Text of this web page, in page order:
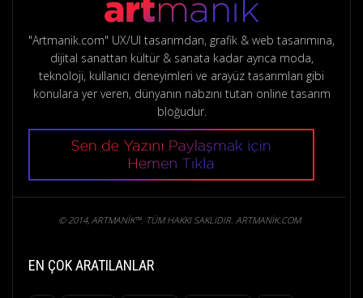
"Artmanik.com" UX/UI tasarımdan, grafik & web tasarımına,
dijital sanattan kültür & sanata kadar ayrıca moda,
teknoloji, kullanıcı deneyimleri ve arayüz tasarımları gibi
konulara yer veren, dünyanın nabzını tutan online tasarım
bloğudur.
© 2014, ARTMANIK™. TÜM HAKKI SAKLIDIR. ARTMANIK.COM
EN ÇOK ARATILANLAR